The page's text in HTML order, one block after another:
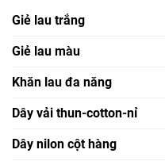
Giẻ lau trắng
Giẻ lau màu
Khăn lau đa năng
Dây vải thun-cotton-nỉ
Dây nilon cột hàng